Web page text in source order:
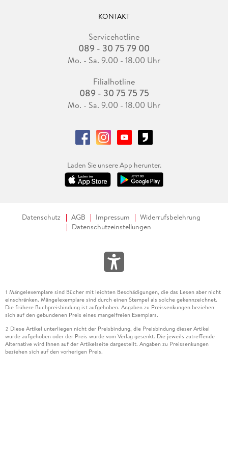
KONTAKT
Servicehotline
089 - 30 75 79 00
Mo. - Sa. 9.00 - 18.00 Uhr
Filialhotline
089 - 30 75 75 75
Mo. - Sa. 9.00 - 18.00 Uhr
Laden Sie unsere App herunter.
Datenschutz AGB Impressum
Widerrufsbelehrung
Datenschutzeinstellungen
1 Mängelexemplare sind Bücher mit leichten Beschädigungen, die das Lesen aber nicht
einschränken. Mängelexemplare sind durch einen Stempel als solche gekennzeichnet.
Die frühere Buchpreisbindung ist aufgehoben. Angaben zu Preissenkungen beziehen
sich auf den gebundenen Preis eines mangelfreien Exemplars.
2 Diese Artikel unterliegen nicht der Preisbindung, die Preisbindung dieser Artikel
wurde aufgehoben oder der Preis wurde vom Verlag gesenkt. Die jeweils zutreffende
Alternative wird Ihnen auf der Artikelseite dargestellt. Angaben zu Preissenkungen
beziehen sich auf den vorherigen Preis.